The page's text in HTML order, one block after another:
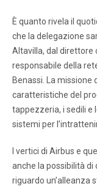
È quanto rivela il
che la delegazione
Altavilla, dal direttore
responsabile della
Benassi. La missione
caratteristiche del
tappezzeria, i sedili e
sistemi per
I vertici di Airbus e
anche la possibilità
riguardo un’alleanza